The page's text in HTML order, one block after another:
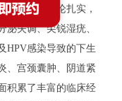
者。基础理论扎实，
泌失调、尖锐湿疣、
HPV感染导致的下生
、宫颈囊肿、阴道紧
积累了丰富的临床经